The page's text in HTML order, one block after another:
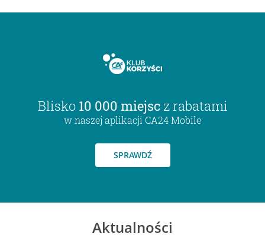
Blisko 10 000 miejsc z rabatami
w naszej aplikacji CA24 Mobile
SPRAWDŹ
Aktualności